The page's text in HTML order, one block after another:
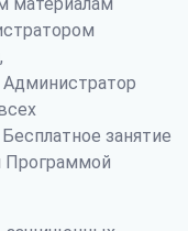
Администратор
занятие
Программой